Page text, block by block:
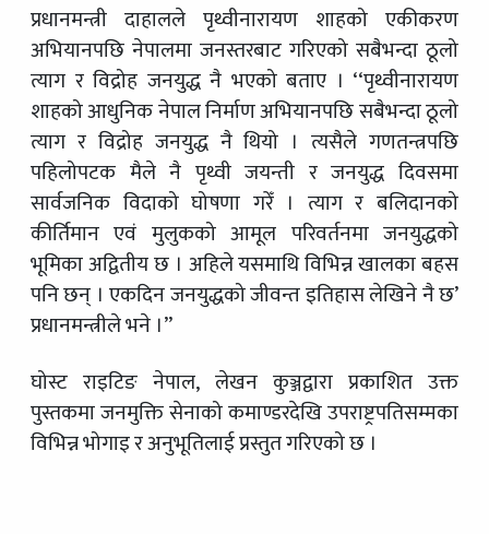
प्रधानमन्त्री दाहालले पृथ्वीनारायण शाहको एकीकरण
अभियानपछि नेपालमा जनस्तरबाट गरिएको सबैभन्दा ठूलो
त्याग र विद्रोह जनयुद्ध नै भएको बताए । ‘‘पृथ्वीनारायण
शाहको आधुनिक नेपाल निर्माण अभियानपछि सबैभन्दा ठूलो
त्याग र विद्रोह जनयुद्ध नै थियो । त्यसैले गणतन्त्रपछि
पहिलोपटक मैले नै पृथ्वी जयन्ती र जनयुद्ध दिवसमा
सार्वजनिक विदाको घोषणा गरेँ । त्याग र बलिदानको
कीर्तिमान एवं मुलुकको आमूल परिवर्तनमा जनयुद्धको
भूमिका अद्वितीय छ । अहिले यसमाथि विभिन्न खालका बहस
पनि छन् । एकदिन जनयुद्धको जीवन्त इतिहास लेखिने नै छ’
प्रधानमन्त्रीले भने ।”
घोस्ट राइटिङ नेपाल, लेखन कुञ्जद्वारा प्रकाशित उक्त
पुस्तकमा जनमुक्ति सेनाको कमाण्डरदेखि उपराष्ट्रपतिसम्मका
विभिन्न भोगाइ र अनुभूतिलाई प्रस्तुत गरिएको छ ।